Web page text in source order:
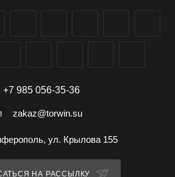
+7 985 056-35-36
zakaz@torwin.su
ул. Крылова 155
НА РАССЫЛКУ